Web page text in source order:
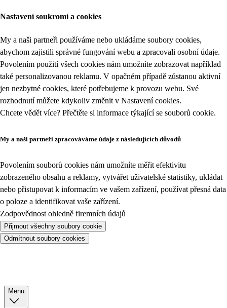
Nastavení soukromí a cookies
My a naši partneři používáme nebo ukládáme soubory cookies,
abychom zajistili správné fungování webu a zpracovali osobní údaje.
Povolením použití všech cookies nám umožníte zobrazovat například
také personalizovanou reklamu. V opačném případě zůstanou aktivní
jen nezbytné cookies, které potřebujeme k provozu webu. Své
rozhodnutí můžete kdykoliv změnit v Nastavení cookies.
Chcete vědět více? Přečtěte si informace týkající se souborů cookie.
My a naši partneři zpracováváme údaje z následujících důvodů
Povolením souborů cookies nám umožníte měřit efektivitu
zobrazeného obsahu a reklamy, vytvářet uživatelské statistiky, ukládat
nebo přistupovat k informacím ve vašem zařízení, používat přesná data
o poloze a identifikovat vaše zařízení.
Zodpovědnost ohledně firemních údajů
Přijmout všechny soubory cookie
Odmítnout soubory cookies
Menu